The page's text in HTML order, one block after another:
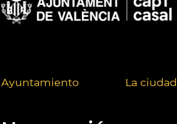
Ayuntamiento La ciudad